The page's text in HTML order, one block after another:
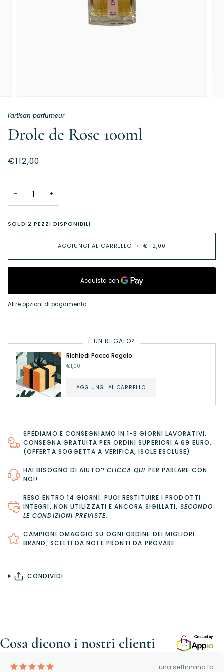
l'artisan parfumeur
Drole de Rose 100ml
€112,00
− +
SOLO2 PEZZI DISPONIBILI
AGGIUNGI AL CARRELLO • €112,00
Altre opzioni di pagamento
È UN REGALO?
Richiedi Pacco Regalo
€1,00
AGGIUNGI AL CARRELLO
SPEDIAMO E CONSEGNIAMO IN 1-3 GIORNI LAVORATIVI.
CONSEGNA GRATUITA PER ORDINI SUPERIORI A 69 EURO.
(OFFERTA SOGGETTA A VERIFICA, ISOLE ESCLUSE)
HAI BISOGNO DI AIUTO? CLICCA QUI PER PARLARE CON
NOI!
RESO ENTRO 14 GIORNI. PUOI RESTITUIRE I PRODOTTI
INTEGRI, NON UTILIZZATI E ANCORA SIGILLATI, SECONDO
LE CONDIZIONI PREVISTE.
CAMPIONI OMAGGIO SU OGNI ORDINE DEI MIGLIORI
BRAND, SCELTI DA NOI E PRONTI DA PROVARE
CONDIVIDI
Cosa dicono i nostri clienti
¡¡¡¡¡ una settimana fa